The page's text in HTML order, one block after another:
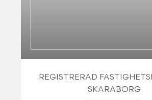
REGISTRERAD
SKARABORG